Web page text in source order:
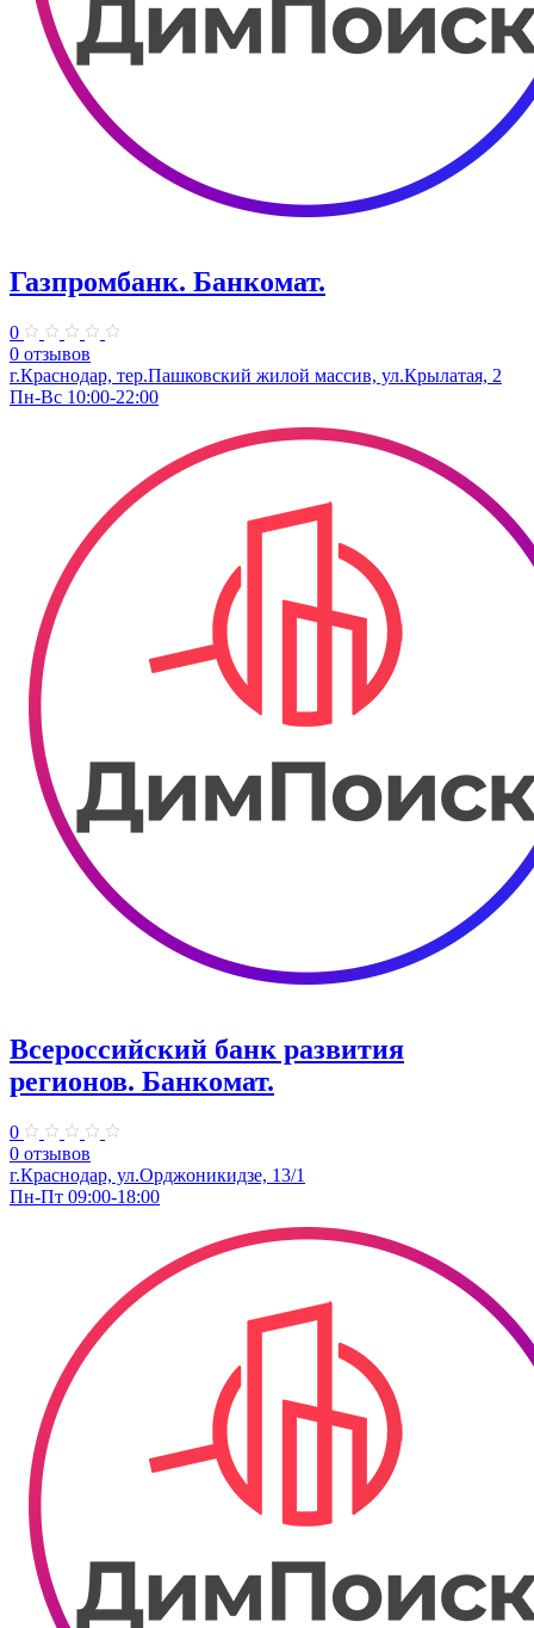
Газпромбанк. Банкомат.
0
0 отзывов
г.Краснодар, тер.Пашковский жилой массив, ул.Крылатая, 2
Пн-Вс 10:00-22:00
Всероссийский банк развития
регионов. Банкомат.
0
0 отзывов
г.Краснодар, ул.Орджоникидзе, 13/1
Пн-Пт 09:00-18:00